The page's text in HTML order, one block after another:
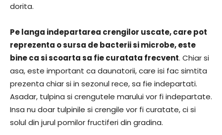
dorita.
Pe langa indepartarea crengilor uscate, care pot
reprezenta o sursa de bacterii si microbe, este
bine ca si scoarta sa fie curatata frecvent. Chiar si
asa, este important ca daunatorii, care isi fac simtita
prezenta chiar si in sezonul rece, sa fie indepartati.
Asadar, tulpina si crengutele marului vor fi indepartate.
Insa nu doar tulpinile si crengile vor fi curatate, ci si
solul din jurul pomilor fructiferi din gradina.